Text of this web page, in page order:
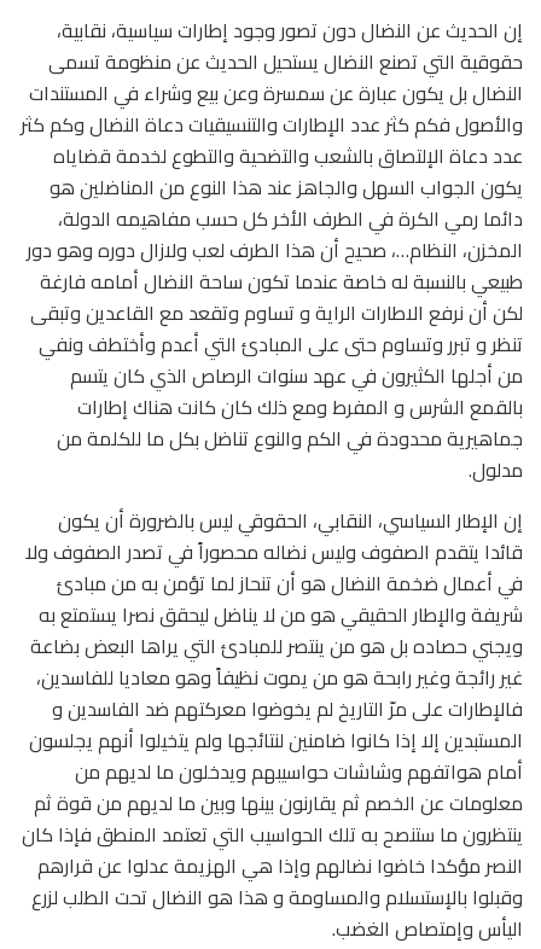
إن الحديث عن النضال دون تصور وجود إطارات سياسية، نقابية،
حقوقية التي تصنع النضال يستحيل الحديث عن منظومة تسمى
النضال بل يكون عبارة عن سمسرة وعن بيع وشراء في المستندات
والأصول فكم كثر عدد الإطارات والتنسيقيات دعاة النضال وكم كثر
عدد دعاة الإلتصاق بالشعب والتضحية والتطوع لخدمة قضاياه
يكون الجواب السهل والجاهز عند هذا النوع من المناضلين هو
دائما رمي الكرة في الطرف الأخر كل حسب مفاهيمه الدولة،
المخزن، النظام…، صحيح أن هذا الطرف لعب ولازال دوره وهو دور
طبيعي بالنسبة له خاصة عندما تكون ساحة النضال أمامه فارغة
لكن أن نرفع الاطارات الراية و تساوم وتقعد مع القاعدين وتبقى
تنظر و تبرر وتساوم حتى على المبادئ التي أعدم وأختطف ونفي
من أجلها الكثيرون في عهد سنوات الرصاص الذي كان يتسم
بالقمع الشرس و المفرط ومع ذلك كان كانت هناك إطارات
جماهيرية محدودة في الكم والنوع تناضل بكل ما للكلمة من
مدلول.
إن الإطار السياسي، النقابي، الحقوقي ليس بالضرورة أن يكون
قائدا يتقدم الصفوف وليس نضاله محصوراً في تصدر الصفوف ولا
في أعمال ضخمة النضال هو أن تنحاز لما تؤمن به من مبادئ
شريفة والإطار الحقيقي هو من لا يناضل ليحقق نصرا يستمتع به
ويجني حصاده بل هو من ينتصر للمبادئ التي يراها البعض بضاعة
غير رائجة وغير رابحة هو من يموت نظيفاً وهو معاديا للفاسدين،
فالإطارات على مرّ التاريخ لم يخوضوا معركتهم ضد الفاسدين و
المستبدين إلا إذا كانوا ضامنين لنتائجها ولم يتخيلوا أنهم يجلسون
أمام هواتفهم وشاشات حواسيبهم ويدخلون ما لديهم من
معلومات عن الخصم ثم يقارنون بينها وبين ما لديهم من قوة ثم
ينتظرون ما ستنصح به تلك الحواسيب التي تعتمد المنطق فإذا كان
النصر مؤكدا خاضوا نضالهم وإذا هي الهزيمة عدلوا عن قرارهم
وقبلوا بالإستسلام والمساومة و هذا هو النضال تحت الطلب لزرع
اليأس وإمتصاص الغضب.